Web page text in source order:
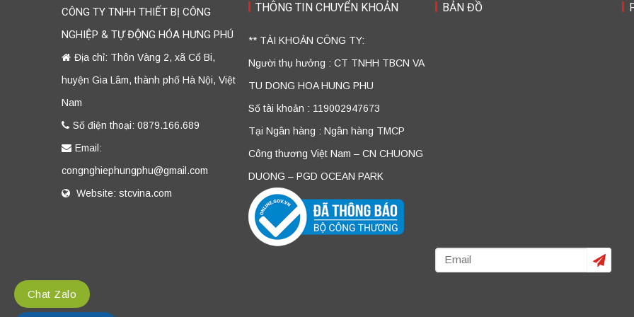
CÔNG TY TNHH THIẾT BỊ CÔNG
NGHIỆP & TỰ ĐỘNG HÓA HƯNG PHÚ
Địa chỉ: Thôn Vàng 2, xã Cổ Bi,
huyện Gia Lâm, thành phố Hà Nội, Việt
Nam
Số điện thoại: 0879.166.689
Email:
congnghiephungphu@gmail.com
Website: stcvina.com
THÔNG TIN CHUYỂN KHOẢN
** TÀI KHOẢN CÔNG TY:
Người thụ hưởng : CT TNHH TBCN VA
TU DONG HOA HUNG PHU
Số tài khoản : 119002947673
Tại Ngân hàng : Ngân hàng TMCP
Công thương Việt Nam – CN CHUONG
DUONG – PGD OCEAN PARK
Chat Zalo
BẢN ĐỒ